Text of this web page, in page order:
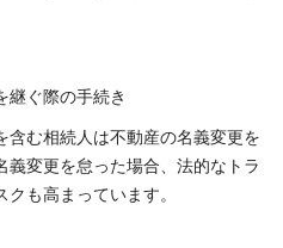
継ぐ際の手続き
む相続人は不動産の名義変更を
変更を怠った場合、法的なトラ
も高まっています。